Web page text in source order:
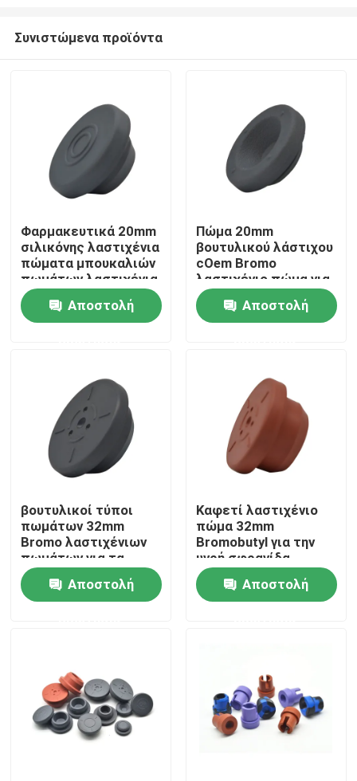
Αρχική Σελίδα
Σχετικά με εμάς
Γύρος εργοστασίων
Ποιοτικός έλεγχος
επαφή
Ιατρικό λάστιχο σιλικόνης
Ιατρικό λαστιχένιο πώμα
Συνιστώμενα προϊόντα
Φαρμακευτικά 20mm
σιλικόνης λαστιχένια
πώματα μπουκαλιών
πωμάτων λαστιχένια
με την τρύπα
Αποστολή
Πώμα 20mm
βουτυλικού λάστιχου
cOem Bromo
λαστιχένιο πώμα για
την έγχυση
Αποστολή
βουτυλικοί τύποι
πωμάτων 32mm
Bromo λαστιχένιων
πωμάτων για τα
φαρμακευτικά είδη
Αποστολή
Καφετί λαστιχένιο
πώμα 32mm
Bromobutyl για την
υγρή σφραγίδα
εγχύσεων
Αποστολή